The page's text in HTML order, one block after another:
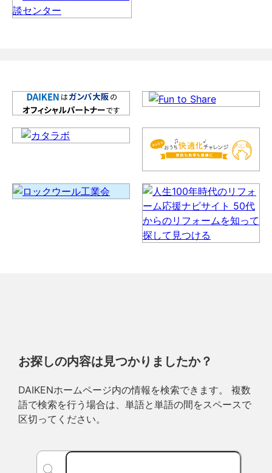
お探しの内容は見つかりましたか？
DAIKENホームページ内の情報を検索できます。 複数
語で検索を行う場合は、単語と単語の間をスペースで
区切ってください。